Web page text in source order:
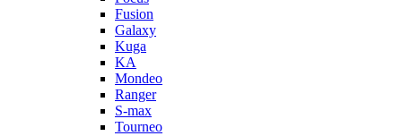
Fusion
Galaxy
Kuga
KA
Mondeo
Ranger
S-max
Tourneo